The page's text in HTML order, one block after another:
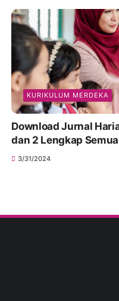
KURIKULUM MERDEKA
Download Jurnal
dan 2 Lengkap
3/31/2024